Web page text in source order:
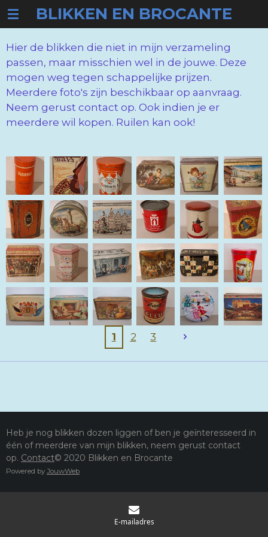
Ga
direct
naar
de
hoofdinhoud
BLIKKEN EN BROCANTE
Hier de blikken die niet in mijn verzameling
passen, maar misschien wel in de jouwe. Deze
mogen weg tegen schappelijke prijzen.
Meerdere foto's zijn beschikbaar op aanvraag.
Neem gerust contact op. Ook indien je er
meerdere wil kopen. Ruilen kan ook!
1 2 3
Heb je nog blikken dozen liggen of ben je geïnteresseerd in
één of meerdere van mijn blikken, neem gerust contact
op. Contact© 2020 Blikken en Brocante
Powered by JouwWeb
E-mailadres